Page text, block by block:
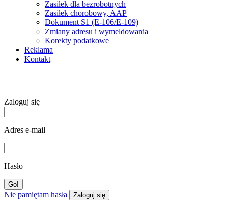
Zasiłek dla bezrobotnych
Zasiłek chorobowy, AAP
Dokument S1 (E-106/E-109)
Zmiany adresu i wymeldowania
Korekty podatkowe
Reklama
Kontakt
Zaloguj się
Adres e-mail
Hasło
Nie pamiętam hasła Zaloguj się